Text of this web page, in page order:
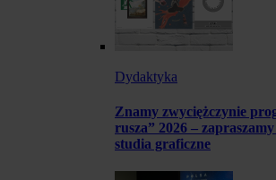
Dydaktyka
Znamy zwyciężczynie
rusza” 2026 –
studia graficzne